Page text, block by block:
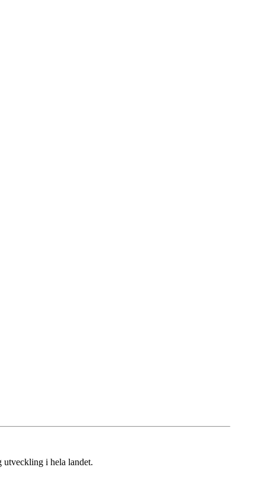
utveckling i hela landet.